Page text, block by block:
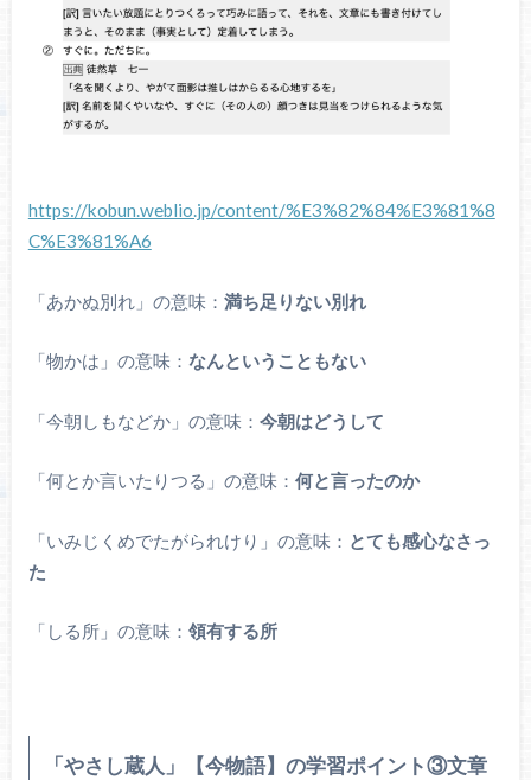
https://kobun.weblio.jp/content/%E3%82%84%E3%81%8
C%E3%81%A6
「あかぬ別れ」の意味： 満ち足りない別れ
「物かは」の意味： なんということもない
「今朝しもなどか」の意味： 今朝はどうして
「何とか言いたりつる」の意味： 何と言ったのか
「いみじくめでたがられけり」の意味： とても感心なさっ
た
「しる所」の意味： 領有する所
「やさし蔵人」【今物語】の学習ポイント③文章